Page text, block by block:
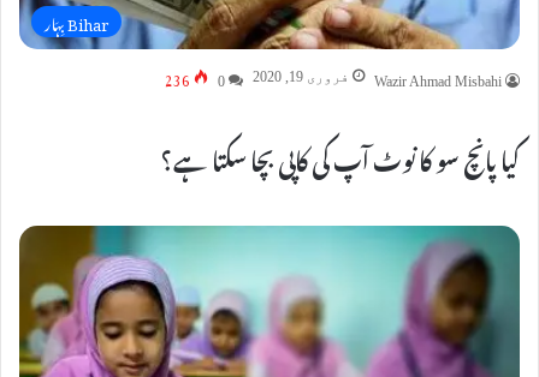
Bihar بِہَار
Wazir Ahmad Misbahi فروری 19, 2020 0
236
کیا پانچ سو کا نوٹ آپ کی کاپی بچا سکتا ہے؟